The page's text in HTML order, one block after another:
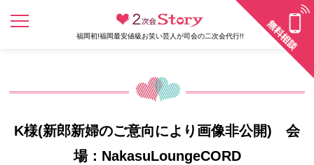
福岡初!福岡最安値級お笑い芸人が司会の二次会代行!!
K様(新郎新婦のご意向により画像非公開) 会
場：NakasuLoungeCORD